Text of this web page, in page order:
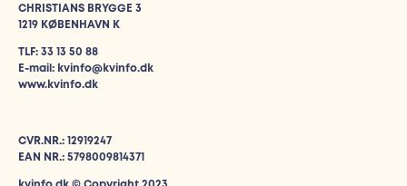
CHRISTIANS BRYGGE 3
1219 KØBENHAVN K
TLF: 33 13 50 88
E-mail: kvinfo@kvinfo.dk
www.kvinfo.dk
CVR.NR.: 12919247
EAN NR.: 5798009814371